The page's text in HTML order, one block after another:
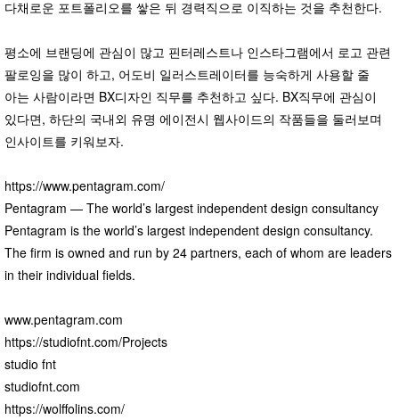
다채로운 포트폴리오를 쌓은 뒤 경력직으로 이직하는 것을 추천한다.
평소에 브랜딩에 관심이 많고 핀터레스트나 인스타그램에서 로고 관련
팔로잉을 많이 하고, 어도비 일러스트레이터를 능숙하게 사용할 줄
아는 사람이라면 BX디자인 직무를 추천하고 싶다. BX직무에 관심이
있다면, 하단의 국내외 유명 에이전시 웹사이드의 작품들을 둘러보며
인사이트를 키워보자.
https://www.pentagram.com/
Pentagram — The world’s largest independent design consultancy
Pentagram is the world’s largest independent design consultancy.
The firm is owned and run by 24 partners, each of whom are leaders
in their individual fields.
www.pentagram.com
https://studiofnt.com/Projects
studio fnt
studiofnt.com
https://wolffolins.com/